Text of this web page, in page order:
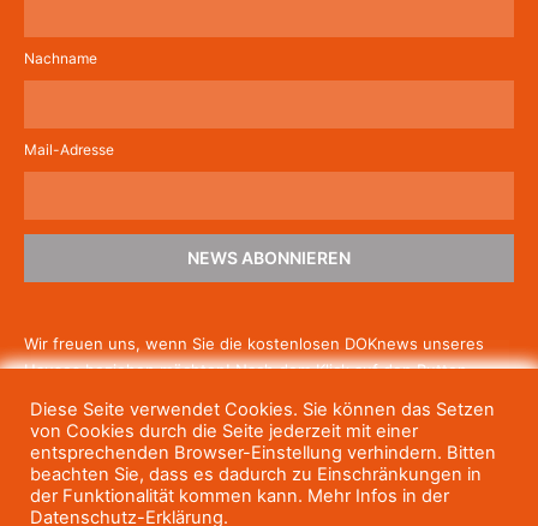
Nachname
Mail-Adresse
NEWS ABONNIEREN
Wir freuen uns, wenn Sie die kostenlosen DOKnews unseres
Hauses beziehen möchten! Nach dem Klick auf den Button
um die Newsletter-Anmeldung abzuschließen. Wenn Sie unsere
Gratis-News irgendwann nicht mehr erhalten wollen, können
Siesich jederzeit einfach wieder abmelden.
Diese Seite verwendet Cookies. Sie können das Setzen
von Cookies durch die Seite jederzeit mit einer
entsprechenden Browser-Einstellung verhindern. Bitten
beachten Sie, dass es dadurch zu Einschränkungen in
der Funktionalität kommen kann. Mehr Infos in der
Datenschutz-Erklärung.